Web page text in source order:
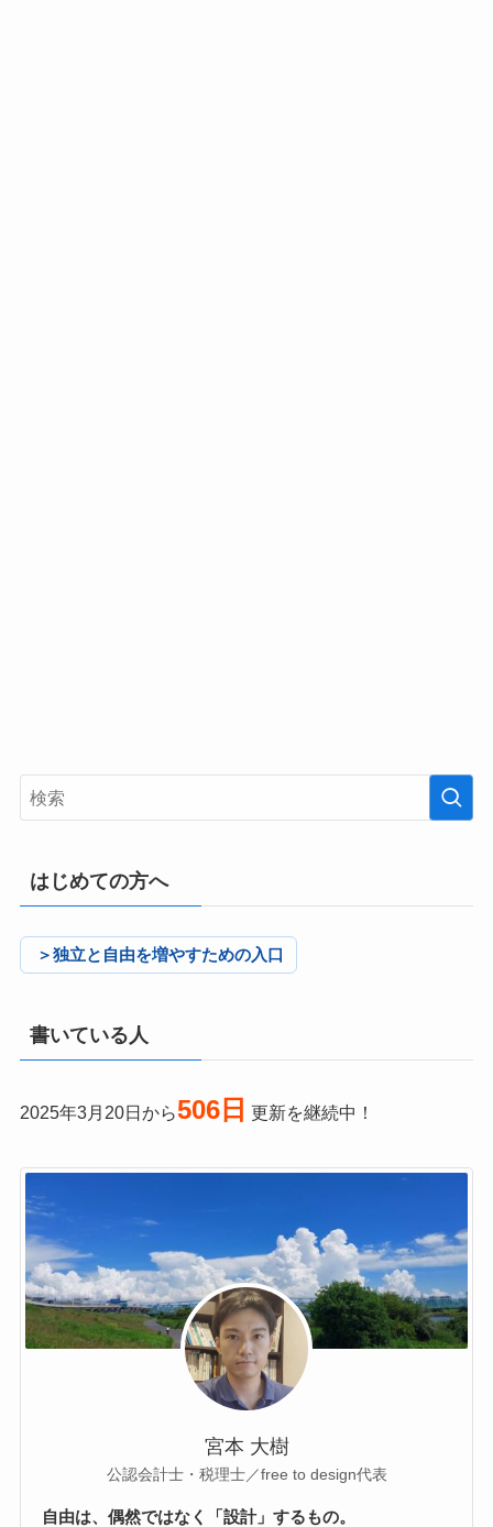
はじめての方へ
＞独立と自由を増やすための入口
書いている人
2025年3月20日から506日 更新を継続中！
宮本 大樹
公認会計士・税理士／free to design代表
自由は、偶然ではなく「設計」するもの。